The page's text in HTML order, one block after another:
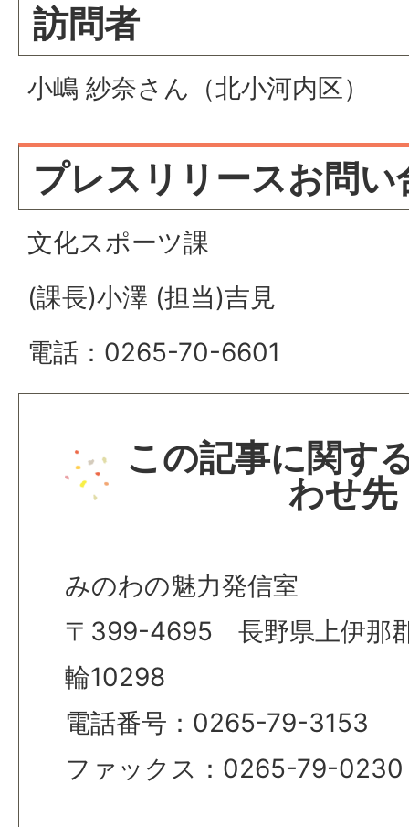
訪問者
小嶋 紗奈さん（北小河内区）
プレスリリースお問い
文化スポーツ課
(課長)小澤 (担当)吉見
電話：0265-70-6601
この記事に関す
わせ先
みのわの魅力発信室
〒399-4695 長野県上伊那
輪10298
電話番号：0265-79-3153
ファックス：0265-79-0230